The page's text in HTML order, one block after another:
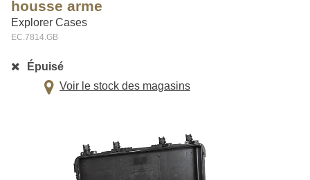
housse arme
Explorer Cases
EC.7814.GB
Épuisé
Voir le stock des magasins